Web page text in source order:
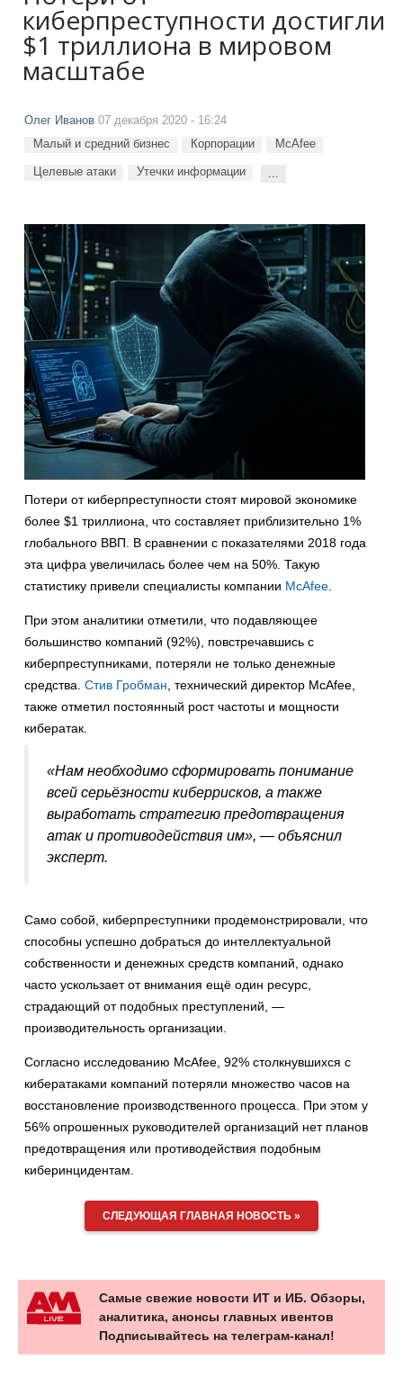
киберпреступности достигли
$1 триллиона в мировом
масштабе
Олег Иванов 07 декабря 2020 - 16:24
Малый и средний бизнес Корпорации McAfee
Целевые атаки Утечки информации ...
Потери от киберпреступности стоят мировой экономике
более $1 триллиона, что составляет приблизительно 1%
глобального ВВП. В сравнении с показателями 2018 года
эта цифра увеличилась более чем на 50%. Такую
статистику привели специалисты компании McAfee.
При этом аналитики отметили, что подавляющее
большинство компаний (92%), повстречавшись с
киберпреступниками, потеряли не только денежные
средства. Стив Гробман, технический директор McAfee,
также отметил постоянный рост частоты и мощности
кибератак.
«Нам необходимо сформировать понимание
всей серьёзности киберрисков, а также
выработать стратегию предотвращения
атак и противодействия им», — объяснил
эксперт.
Само собой, киберпреступники продемонстрировали, что
способны успешно добраться до интеллектуальной
собственности и денежных средств компаний, однако
часто ускользает от внимания ещё один ресурс,
страдающий от подобных преступлений, —
производительность организации.
Согласно исследованию McAfee, 92% столкнувшихся с
кибератаками компаний потеряли множество часов на
восстановление производственного процесса. При этом у
56% опрошенных руководителей организаций нет планов
предотвращения или противодействия подобным
киберинцидентам.
СЛЕДУЮЩАЯ ГЛАВНАЯ НОВОСТЬ »
Самые свежие новости ИТ и ИБ. Обзоры,
аналитика, анонсы главных ивентов
Подписывайтесь на телеграм-канал!